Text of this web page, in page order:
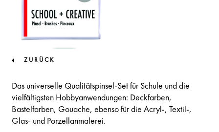
ZURÜCK
Das universelle Qualitätspinsel-Set für Schule und die
vielfältigsten Hobbyanwendungen: Deckfarben,
Bastelfarben, Gouache, ebenso für die Acryl-, Textil-,
Glas- und Porzellanmalerei.